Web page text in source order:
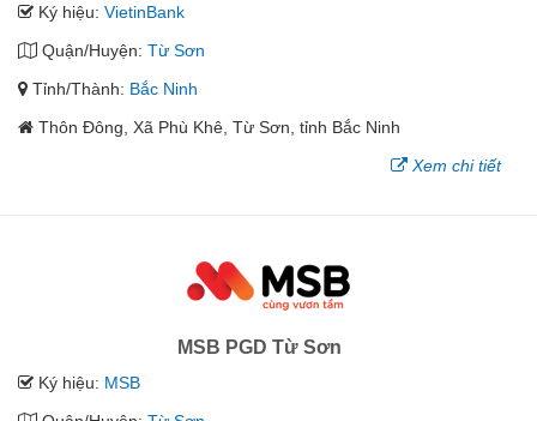
Ký hiệu: VietinBank
Quận/Huyện: Từ Sơn
Tỉnh/Thành: Bắc Ninh
Thôn Đông, Xã Phù Khê, Từ Sơn, tỉnh Bắc Ninh
Xem chi tiết
MSB PGD Từ Sơn
Ký hiệu: MSB